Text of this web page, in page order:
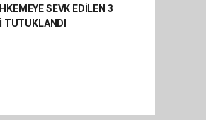
SEVK EDİLEN 3
TUTUKLANDI